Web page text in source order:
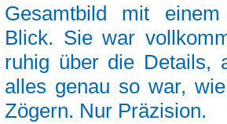
Gesamtbild mit
Blick. Sie war
ruhig über die Details,
alles genau so war,
Zögern. Nur Präzision.